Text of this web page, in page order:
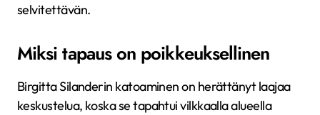
selvitettävän.
Miksi tapaus on poikkeuksellinen
Birgitta Silanderin katoaminen on herättänyt laajaa
keskustelua, koska se tapahtui vilkkaalla alueella